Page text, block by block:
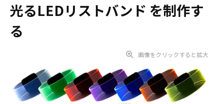
光るLEDリストバンド を制作す
る
画像をクリックすると拡大